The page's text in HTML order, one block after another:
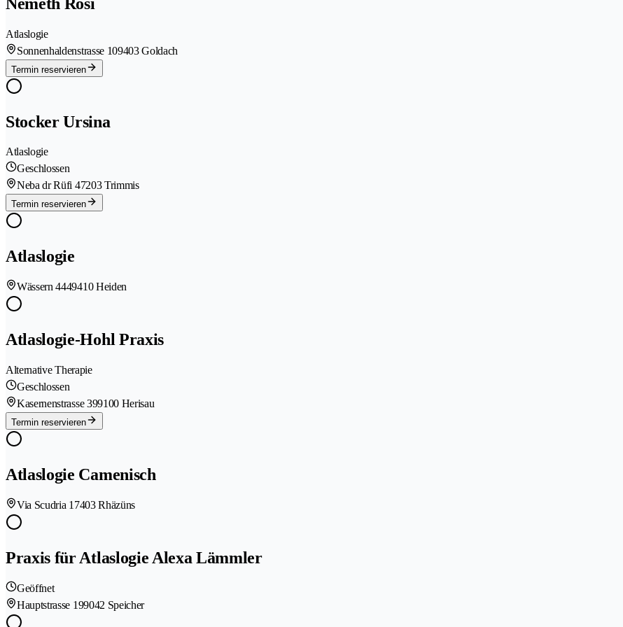
Atlaslogie
Sonnenhaldenstrasse 109403 Goldach
Termin reservieren
Stocker Ursina
Atlaslogie
Geschlossen
Neba dr Rüfi 47203 Trimmis
Termin reservieren
Atlaslogie
Wässern 4449410 Heiden
Atlaslogie-Hohl Praxis
Alternative Therapie
Geschlossen
Kasernenstrasse 399100 Herisau
Termin reservieren
Atlaslogie Camenisch
Via Scudria 1 7403 Rhäzüns
Praxis für Atlaslogie Alexa Lämmler
Geöffnet
Hauptstrasse 199042 Speicher